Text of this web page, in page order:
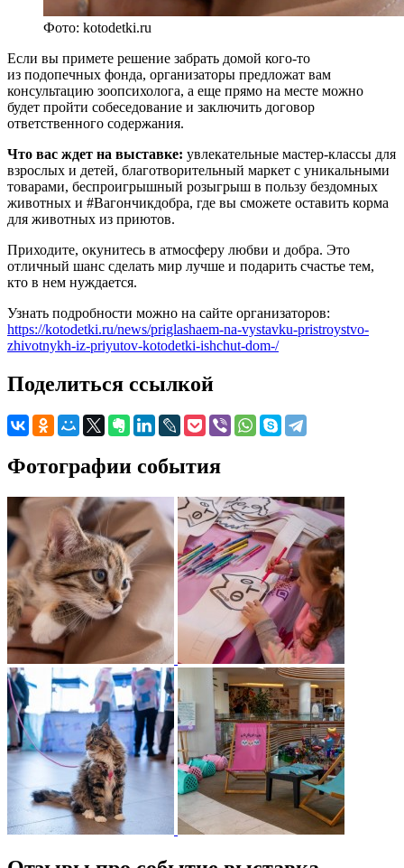
Фото: kotodetki.ru
Если вы примете решение забрать домой кого-то
из подопечных фонда, организаторы предложат вам
консультацию зоопсихолога, а еще прямо на месте можно
будет пройти собеседование и заключить договор
ответственного содержания.
Что вас ждет на выставке: увлекательные мастер-классы для
взрослых и детей, благотворительный маркет с уникальными
товарами, беспроигрышный розыгрыш в пользу бездомных
животных и #Вагончикдобра, где вы сможете оставить корма
для животных из приютов.
Приходите, окунитесь в атмосферу любви и добра. Это
отличный шанс сделать мир лучше и подарить счастье тем,
кто в нем нуждается.
Узнать подробности можно на сайте организаторов:
https://kotodetki.ru/news/priglashaem-na-vystavku-pristroystvo-
zhivotnykh-iz-priyutov-kotodetki-ishchut-dom-/
Поделиться ссылкой
Фотографии события